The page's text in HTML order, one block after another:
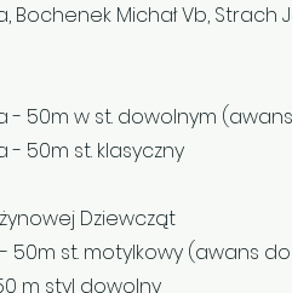
Bochenek Michał Vb, Strach
- 50m w st. dowolnym
- 50m st. klasyczny
Dziewcząt
- 50m st. motylkowy (awans
m styl dowolny